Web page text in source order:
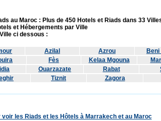
au Maroc : Plus de 450 Hotels et Riads dans 33
et Hébergements par Ville
ci dessous :
Azilal Azrou Beni
Fès Kelaa Mgouna
Ouarzazate Rabat
Tiznit Zagora
voir les Riads et les Hôtels à Marrakech et au Maroc